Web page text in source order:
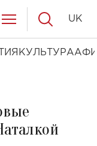
КУЛЬТУРА
UK